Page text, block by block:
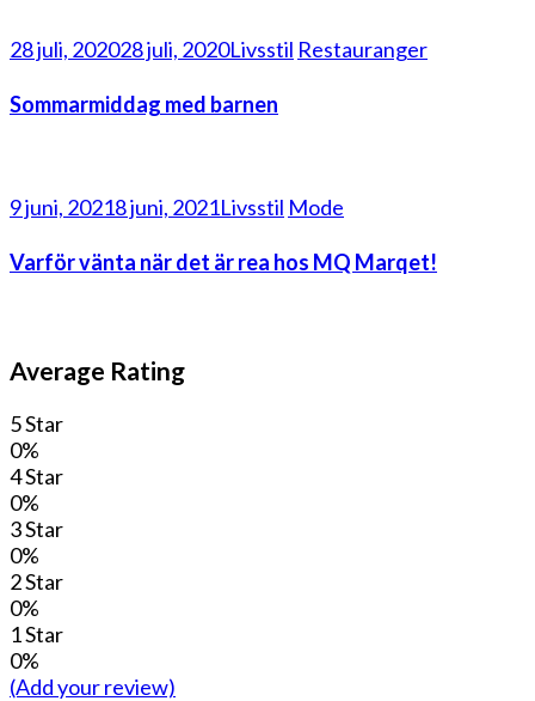
28 juli, 202028 juli, 2020Livsstil Restauranger
Sommarmiddag med barnen
9 juni, 20218 juni, 2021Livsstil Mode
Varför vänta när det är rea hos MQ Marqet!
Average Rating
5 Star
0%
4 Star
0%
3 Star
0%
2 Star
0%
1 Star
0%
(Add your review)